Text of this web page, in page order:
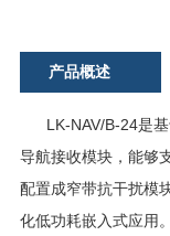
产品概述
LK-NAV/B-24是
导航接收模块，能够
配置成窄带抗干扰模
化低功耗嵌入式应用。